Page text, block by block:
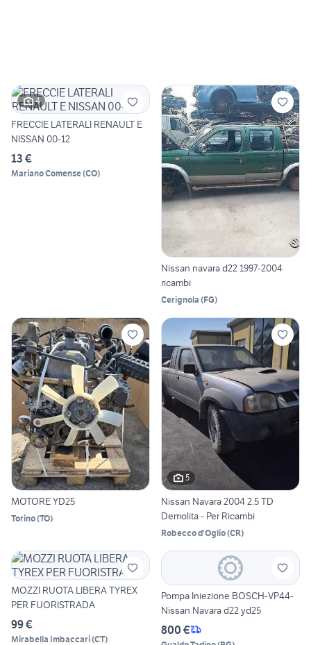
4
FRECCIE LATERALI RENAULT E
NISSAN 00-12
13 €
Mariano Comense(CO)
Nissan navara d22 1997-2004
ricambi
Cerignola (FG)
MOTORE YD25
Torino(TO)
5
Nissan Navara 2004 2.5 TD
Demolita - Per Ricambi
Robecco d'Oglio(CR)
MOZZI RUOTA LIBERA TYREX
PER FUORISTRADA
99 €
Mirabella Imbaccari(CT)
Pompa Iniezione BOSCH-VP44-
Nissan Navara d22 yd25
800 €